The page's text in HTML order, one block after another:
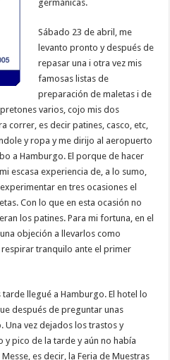
germánicas.
Sábado 23 de abril, me
levanto pronto y después de
repasar una i otra vez mis
famosas listas de
preparación de maletas i de
varios, cojo mis dos
correr, es decir patines, casco, etc,
y ropa y me dirijo al aeropuerto
a Hamburgo. El porque de hacer
escasa experiencia de, a lo sumo,
en tres ocasiones el
Con lo que en esta ocasión no
los patines. Para mi fortuna, en el
objeción a llevarlos como
tranquilo ante el primer
llegué a Hamburgo. El hotel lo
después de preguntar unas
Una vez dejados los trastos y
y pico de la tarde y aún no había
es decir, la Feria de Muestras